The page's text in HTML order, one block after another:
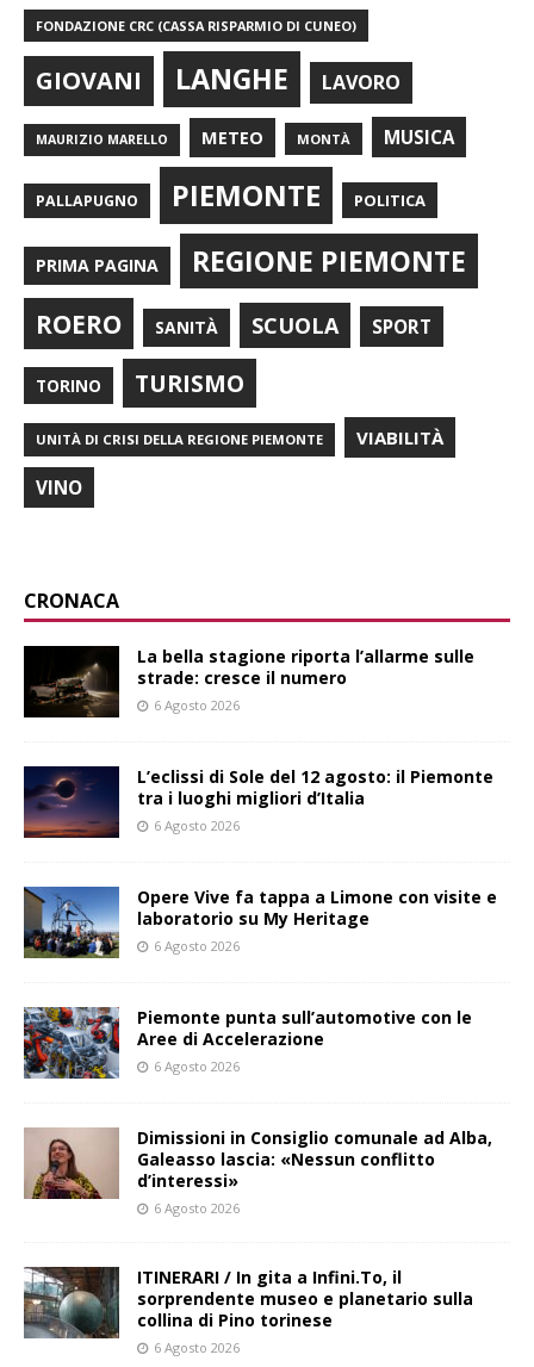
FONDAZIONE CRC (CASSA RISPARMIO DI CUNEO)
GIOVANI LANGHE LAVORO
MAURIZIO MARELLO METEO MONTÀ MUSICA
PALLAPUGNO PIEMONTE POLITICA
PRIMA PAGINA REGIONE PIEMONTE
ROERO SANITÀ SCUOLA SPORT
TORINO TURISMO
UNITÀ DI CRISI DELLA REGIONE PIEMONTE VIABILITÀ
VINO
CRONACA
La bella stagione riporta l’allarme sulle
strade: cresce il numero
6 Agosto 2026
L’eclissi di Sole del 12 agosto: il Piemonte
tra i luoghi migliori d’Italia
6 Agosto 2026
Opere Vive fa tappa a Limone con visite e
laboratorio su My Heritage
6 Agosto 2026
Piemonte punta sull’automotive con le
Aree di Accelerazione
6 Agosto 2026
Dimissioni in Consiglio comunale ad Alba,
Galeasso lascia: «Nessun conflitto
d’interessi»
6 Agosto 2026
ITINERARI / In gita a Infini.To, il
sorprendente museo e planetario sulla
collina di Pino torinese
6 Agosto 2026